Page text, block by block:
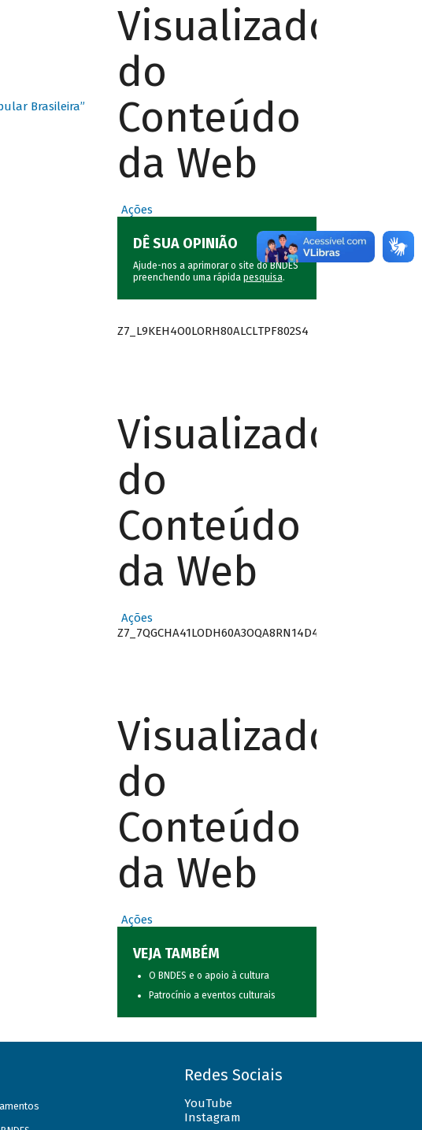
Brasileira”
Visualizador
do
Conteúdo
da Web
Ações
DÊ SUA OPINIÃO
Ajude-nos a aprimorar o site do BNDES
preenchendo uma rápida pesquisa.
Z7_L9KEH4O0LORH80ALCLTPF802S4
Visualizador
do
Conteúdo
da Web
Ações
Z7_7QGCHA41LODH60A3OQA8RN14D4
Visualizador
do
Conteúdo
da Web
Ações
VEJA TAMBÉM
O BNDES e o apoio à cultura
Patrocínio a eventos culturais
Redes Sociais
YouTube
Instagram